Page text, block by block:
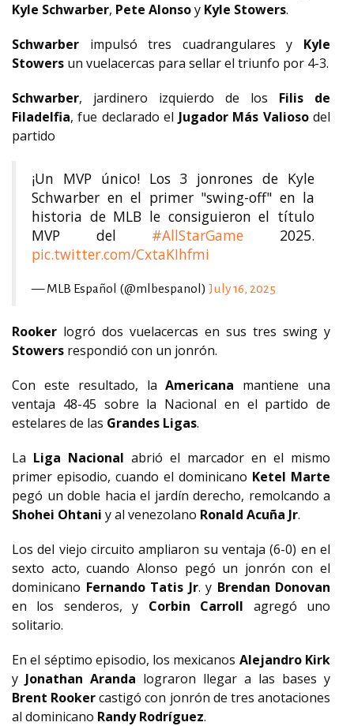
Kyle Schwarber, Pete Alonsoy Kyle Stowers.
Schwarber impulsó tres cuadrangulares y Kyle
Stowers un vuelacercas para sellar el triunfo por 4-3.
Schwarber, jardinero izquierdo de los Filis de
Filadelfia, fue declarado el Jugador Más Valiosodel
partido
¡Un MVP único! Los 3 jonrones de Kyle
Schwarber en el primer "swing-off" en la
historia de MLB le consiguieron el título
MVP del #AllStarGame 2025.
pic.twitter.com/CxtaKIhfmi
— MLB Español (@mlbespanol) July 16, 2025
Rooker logró dos vuelacercas en sus tres swing y
Stowers respondió con un jonrón.
Con este resultado, laAmericana mantiene una
ventaja 48-45 sobre la Nacional en el partido de
estelares de las Grandes Ligas.
La Liga Nacional abrió el marcador en el mismo
primer episodio, cuando el dominicano Ketel Marte
pegó un doble hacia el jardín derecho, remolcando a
Shohei Ohtani y al venezolano Ronald Acuña Jr.
Los del viejo circuito ampliaron su ventaja (6-0) en el
sexto acto, cuando Alonso pegó un jonrón con el
dominicano Fernando Tatis Jr. y Brendan Donovan
en los senderos, y Corbin Carroll agregó uno
solitario.
En el séptimo episodio, los mexicanos Alejandro Kirk
y Jonathan Aranda lograron llegar a las bases y
Brent Rookercastigó con jonrón de tres anotaciones
al dominicano Randy Rodríguez.